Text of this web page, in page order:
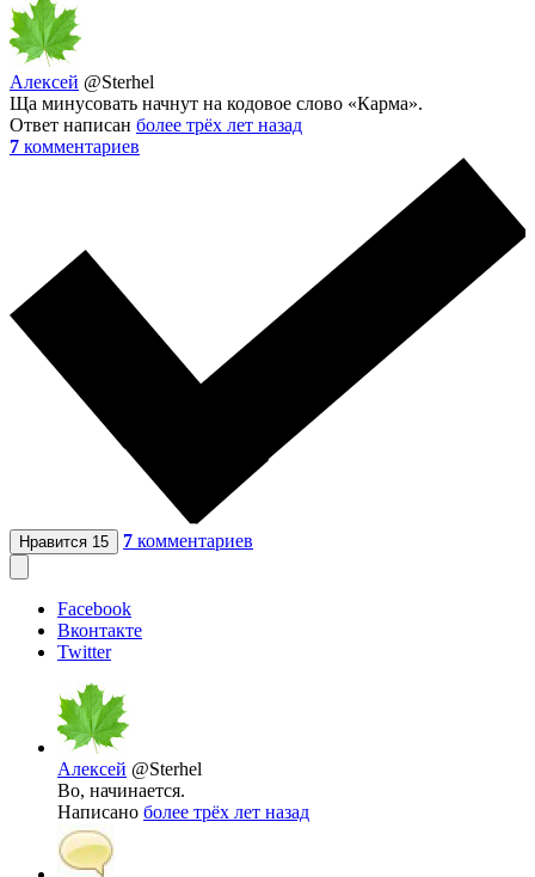
Алексей @Sterhel
Ща минусовать начнут на кодовое слово «Карма».
Ответ написан более трёх лет назад
7 комментариев
Нравится 15 7 комментариев
Facebook
Вконтакте
Twitter
Алексей @Sterhel
Во, начинается.
Написано более трёх лет назад